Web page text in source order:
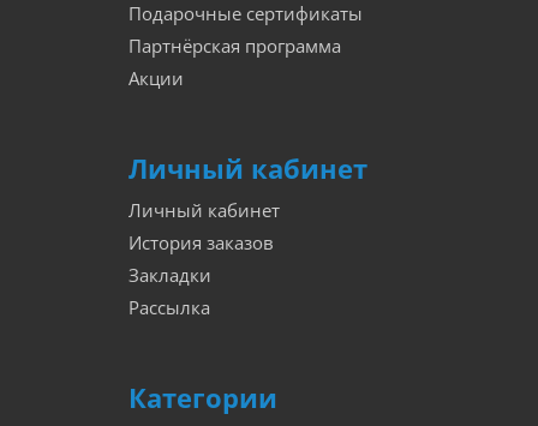
Подарочные сертификаты
Партнёрская программа
Акции
Личный кабинет
Личный кабинет
История заказов
Закладки
Рассылка
Категории